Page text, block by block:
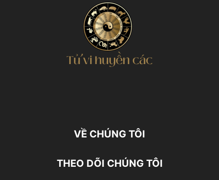
VỀ CHÚNG TÔI
THEO DÕI CHÚNG TÔI